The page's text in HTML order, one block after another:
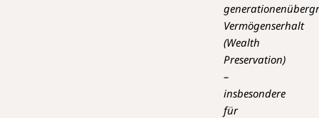
Vermögenserhalt
(Wealth
Preservation)
–
insbesondere
für